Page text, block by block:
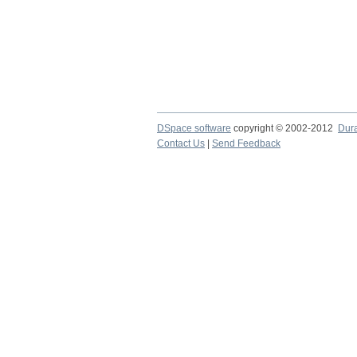
DSpace software copyright © 2002-2012
Contact Us
Send Feedback